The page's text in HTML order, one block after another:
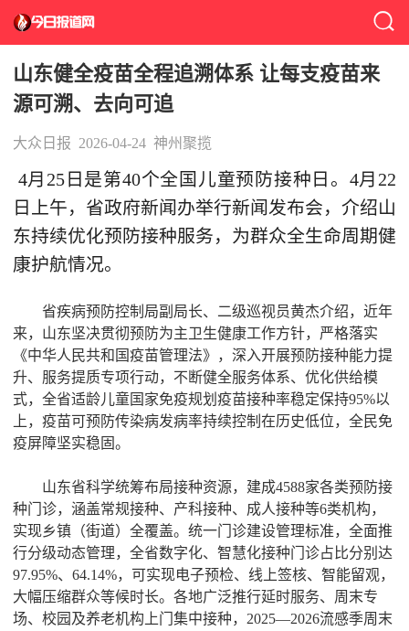
山东健全疫苗全程追溯体系 让每支疫苗来
源可溯、去向可追
大众日报 2026-04-24 神州聚揽
4月25日是第40个全国儿童预防接种日。4月22
日上午，省政府新闻办举行新闻发布会，介绍山
东持续优化预防接种服务，为群众全生命周期健
康护航情况。
省疾病预防控制局副局长、二级巡视员黄杰介绍，近年
来，山东坚决贯彻预防为主卫生健康工作方针，严格落实
《中华人民共和国疫苗管理法》，深入开展预防接种能力提
升、服务提质专项行动，不断健全服务体系、优化供给模
式，全省适龄儿童国家免疫规划疫苗接种率稳定保持95%以
上，疫苗可预防传染病发病率持续控制在历史低位，全民免
疫屏障坚实稳固。
山东省科学统筹布局接种资源，建成4588家各类预防接
种门诊，涵盖常规接种、产科接种、成人接种等6类机构，
实现乡镇（街道）全覆盖。统一门诊建设管理标准，全面推
行分级动态管理，全省数字化、智慧化接种门诊占比分别达
97.95%、64.14%，可实现电子预检、线上签核、智能留观，
大幅压缩群众等候时长。各地广泛推行延时服务、周末专
场、校园及养老机构上门集中接种，2025—2026流感季周末